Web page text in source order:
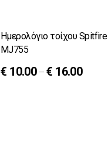
Ημερολόγιο τοίχου Spitfire
MJ755
€ 10.00–€ 16.00